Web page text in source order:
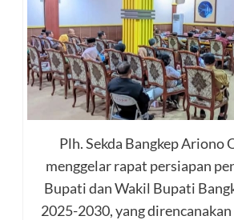
Plh. Sekda Bangkep Ariono
menggelar rapat persiapan
Bupati dan Wakil Bupati
2025-2030, yang